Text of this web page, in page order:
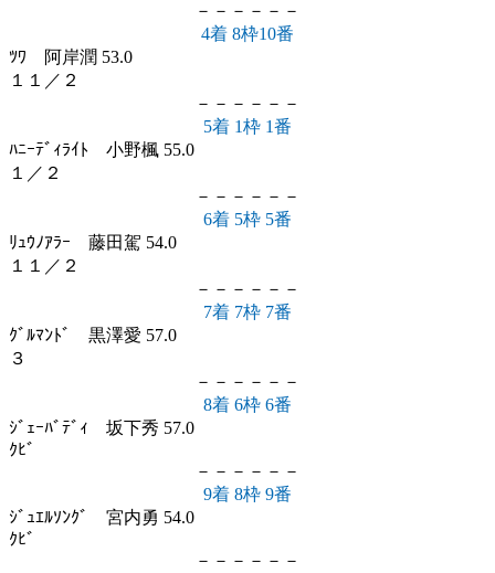
－－－－－－
4着 8枠10番
ﾂﾜ 阿岸潤 53.0
１１／２
－－－－－－
5着 1枠 1番
ﾊﾆｰﾃﾞｨﾗｲﾄ 小野楓 55.0
１／２
－－－－－－
6着 5枠 5番
ﾘｭｳﾉｱﾗｰ 藤田駕 54.0
１１／２
－－－－－－
7着 7枠 7番
ｸﾞﾙﾏﾝﾄﾞ 黒澤愛 57.0
３
－－－－－－
8着 6枠 6番
ｼﾞｪｰﾊﾞﾃﾞｨ 坂下秀 57.0
ｸﾋﾞ
－－－－－－
9着 8枠 9番
ｼﾞｭｴﾙｿﾝｸﾞ 宮内勇 54.0
ｸﾋﾞ
－－－－－－